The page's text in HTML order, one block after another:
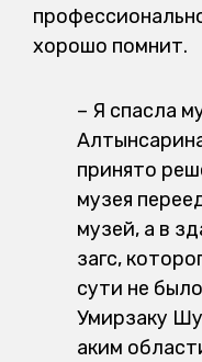
хорошо помнит.
– Я спасла
принято
музея
музей, а в
загс,
сути не
Умирзаку
аким